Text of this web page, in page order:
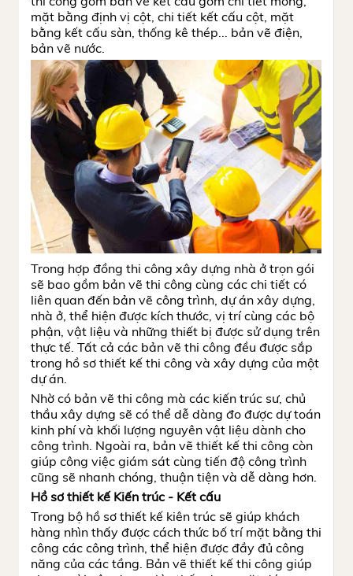
mặt bằng định vị cột, chi tiết kết cấu cột, mặt
bằng kết cấu sàn, thống kê thép... bản vẽ điện,
bản vẽ nước.
Trong hợp đồng thi công xây dựng nhà ở trọn gói
sẽ bao gồm bản vẽ thi công cùng các chi tiết có
liên quan đến bản vẽ công trình, dự án xây dựng,
nhà ở, thể hiện được kích thước, vị trí cùng các bộ
phận, vật liệu và những thiết bị được sử dụng trên
thực tế. Tất cả các bản vẽ thi công đều được sắp
trong hồ sơ thiết kế thi công và xây dựng của một
dự án.
Nhờ có bản vẽ thi công mà các kiến trúc sư, chủ
thầu xây dựng sẽ có thể dễ dàng đo được dự toán
kinh phí và khối lượng nguyên vật liệu dành cho
công trình. Ngoài ra, bản vẽ thiết kế thi công còn
giúp công việc giám sát cùng tiến độ công trình
cũng sẽ nhanh chóng, thuận tiện và dễ dàng hơn.
Hồ sơ thiết kế Kiến trúc - Kết cấu
Trong bộ hồ sơ thiết kế kiên trúc sẽ giúp khách
hàng nhìn thấy được cách thức bố trí mặt bằng thi
công các công trình, thể hiện được đầy đủ công
năng của các tầng. Bản vẽ thiết kế thi công giúp